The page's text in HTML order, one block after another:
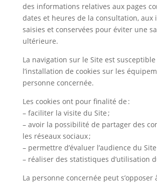
des informations relatives aux pages
dates et heures de la consultation, aux
saisies et conservées pour éviter une
ultérieure.
La navigation sur le Site est susceptible
l’installation de cookies sur les
personne concernée.
Les cookies ont pour finalité de :
– faciliter la visite du Site ;
– avoir la possibilité de partager des
les réseaux sociaux ;
– permettre d’évaluer l’audience du Site
– réaliser des statistiques d’utilisation
La personne concernée peut s’opposer